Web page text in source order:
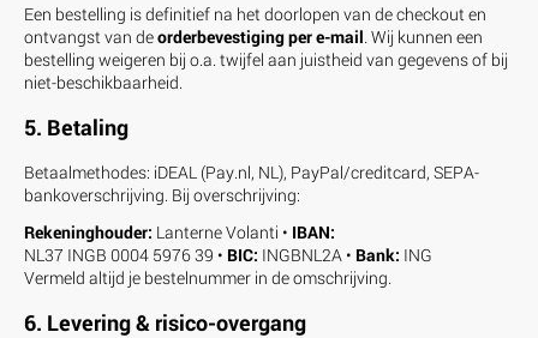
Een bestelling is definitief na het doorlopen van de checkout en
ontvangst van deorderbevestiging per e-mail. Wij kunnen een
bestelling weigeren bij o.a. twijfel aan juistheid van gegevens of bij
niet-beschikbaarheid.
5. Betaling
Betaalmethodes: iDEAL (Pay.nl, NL), PayPal/creditcard, SEPA-
bankoverschrijving. Bij overschrijving:
Rekeninghouder: Lanterne Volanti • IBAN:
NL37 INGB 0004 5976 39 • BIC: INGBNL2A • Bank: ING
Vermeld altijd je bestelnummer in de omschrijving.
6. Levering & risico-overgang